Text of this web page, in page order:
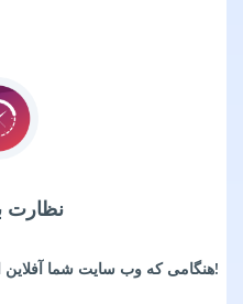
نظارت
هنگامی که وب سایت شما آفلاین است، هشدارهای فوری دریافت کنید!